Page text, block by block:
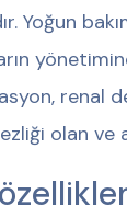
Yoğun
renal
olan ve